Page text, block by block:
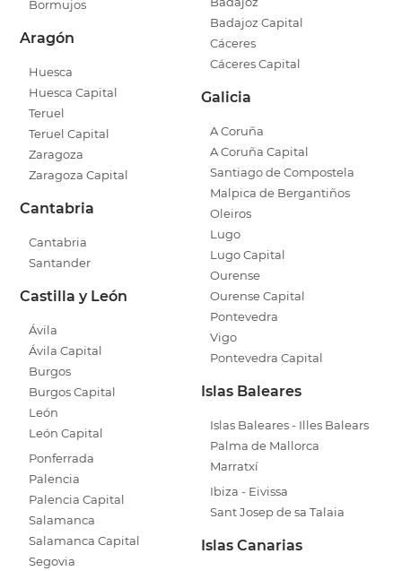
Bormujos
Aragón
Huesca
Huesca Capital
Teruel
Teruel Capital
Zaragoza
Zaragoza Capital
Cantabria
Cantabria
Santander
Castilla y León
Ávila
Ávila Capital
Burgos
Burgos Capital
León
León Capital
Ponferrada
Palencia
Palencia Capital
Salamanca
Salamanca Capital
Segovia
Badajoz Capital
Cáceres
Cáceres Capital
Galicia
A Coruña
A Coruña Capital
Santiago de Compostela
Malpica de Bergantiños
Oleiros
Lugo
Lugo Capital
Ourense
Ourense Capital
Pontevedra
Vigo
Pontevedra Capital
Islas Baleares
Islas Baleares - Illes Balears
Palma de Mallorca
Marratxí
Ibiza - Eivissa
Sant Josep de sa Talaia
Islas Canarias